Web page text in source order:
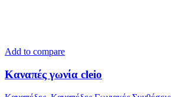
Add to compare
Καναπές γωνία cleio